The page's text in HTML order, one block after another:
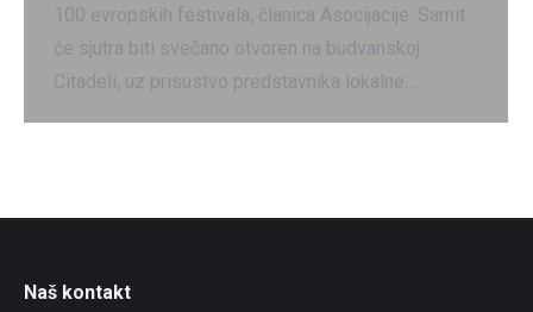
100 evropskih festivala, članica Asocijacije. Samit
će sjutra biti svečano otvoren na budvanskoj
Citadeli, uz prisustvo predstavnika lokalne…
Naš kontakt